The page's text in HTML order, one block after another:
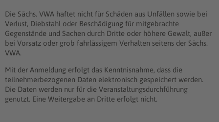
Die Sächs. VWA haftet nicht für Schäden aus Unfällen sowie bei
Verlust, Diebstahl oder Beschädigung für mitgebrachte
Gegenstände und Sachen durch Dritte oder höhere Gewalt, außer
bei Vorsatz oder grob fahrlässigem Verhalten seitens der Sächs.
VWA.
Mit der Anmeldung erfolgt das Kenntnisnahme, dass die
teilnehmerbezogenen Daten elektronisch gespeichert werden.
Die Daten werden nur für die Veranstaltungsdurchführung
genutzt. Eine Weitergabe an Dritte erfolgt nicht.